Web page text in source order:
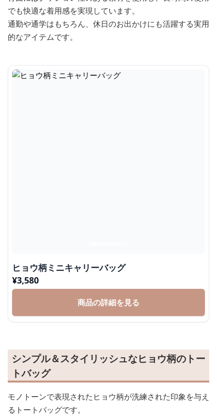
でも快適な着用感を実現しています。
通勤や通学はもちろん、休日のお出かけにも活躍する実用
的なアイテムです。
ヒョウ柄ミニキャリーバッグ
¥3,580
商品の詳細を見る
シンプル＆スタイリッシュなヒョウ柄のトー
トバッグ
モノトーンで表現されたヒョウ柄が洗練された印象を与え
るトートバッグです。